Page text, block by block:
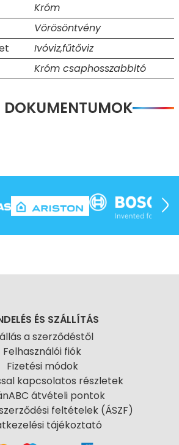
Króm
Vörösöntvény
Ivóviz,fűtőviz
Króm csaphosszabbitó
DOKUMENTUMOK
ÉS SZÁLLÍTÁS
a szerződéstől
Felhasználói fiók
Fizetési módok
kapcsolatos részletek
átvételi pontok
feltételek (ÁSZF)
tájékoztató